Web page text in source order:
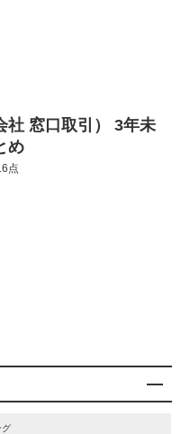
社 窓口取引） 3年未
め
点
グ